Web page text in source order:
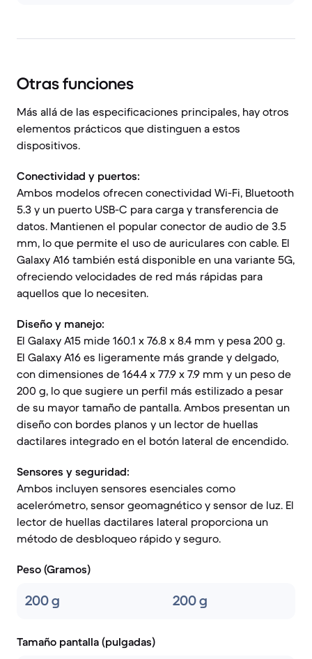
Otras funciones
Más allá de las especificaciones principales, hay otros
elementos prácticos que distinguen a estos
dispositivos.
Conectividad y puertos:
Ambos modelos ofrecen conectividad Wi-Fi, Bluetooth
5.3 y un puerto USB-C para carga y transferencia de
datos. Mantienen el popular conector de audio de 3.5
mm, lo que permite el uso de auriculares con cable. El
Galaxy A16 también está disponible en una variante 5G,
ofreciendo velocidades de red más rápidas para
aquellos que lo necesiten.
Diseño y manejo:
El Galaxy A15 mide 160.1 x 76.8 x 8.4 mm y pesa 200 g.
El Galaxy A16 es ligeramente más grande y delgado,
con dimensiones de 164.4 x 77.9 x 7.9 mm y un peso de
200 g, lo que sugiere un perfil más estilizado a pesar
de su mayor tamaño de pantalla. Ambos presentan un
diseño con bordes planos y un lector de huellas
dactilares integrado en el botón lateral de encendido.
Sensores y seguridad:
Ambos incluyen sensores esenciales como
acelerómetro, sensor geomagnético y sensor de luz. El
lector de huellas dactilares lateral proporciona un
método de desbloqueo rápido y seguro.
Peso (Gramos)
200 g 200 g
Tamaño pantalla (pulgadas)